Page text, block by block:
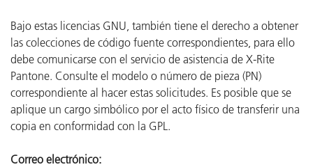
Bajo estas licencias GNU, también tiene el derecho a obtener
las colecciones de código fuente correspondientes, para ello
debe comunicarse con el servicio de asistencia de X-Rite
Pantone. Consulte el modelo o número de pieza (PN)
correspondiente al hacer estas solicitudes. Es posible que se
aplique un cargo simbólico por el acto físico de transferir una
copia en conformidad con la GPL.
Correo electrónico: